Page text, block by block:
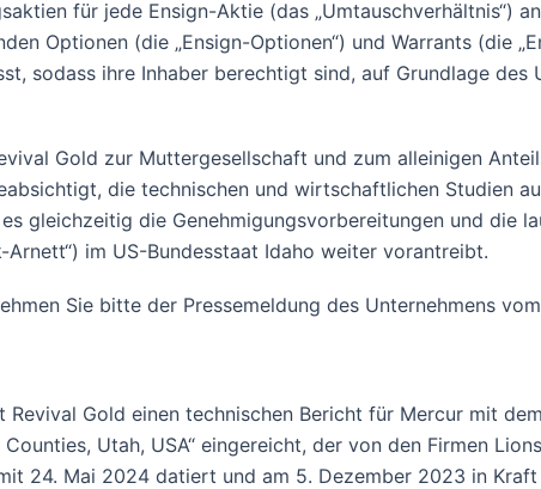
für jede Ensign-Aktie (das
Optionen (die „Ensign-Optionen“) und Warrants (die
sodass ihre Inhaber berechtigt sind, auf Grundlage
Gold zur Muttergesellschaft und zum alleinigen
die technischen und wirtschaftlichen Studien
gleichzeitig die Genehmigungsvorbereitungen und die
im US-Bundesstaat Idaho weiter vorantreibt.
Sie bitte der Pressemeldung des Unternehmens
Revival Gold einen technischen Bericht für Mercur mit
Utah, USA“ eingereicht, der von den Firmen
24. Mai 2024 datiert und am 5. Dezember 2023 in